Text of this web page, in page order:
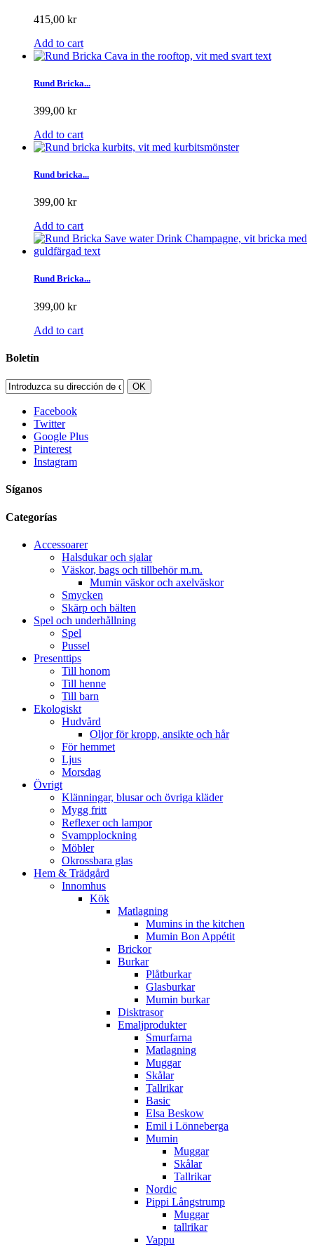
415,00 kr
Add to cart
Rund Bricka...
399,00 kr
Add to cart
Rund bricka...
399,00 kr
Add to cart
Rund Bricka...
399,00 kr
Add to cart
Boletín
OK
Facebook
Twitter
Google Plus
Pinterest
Instagram
Síganos
Categorías
Accessoarer
Halsdukar och sjalar
Väskor, bags och tillbehör m.m.
Mumin väskor och axelväskor
Smycken
Skärp och bälten
Spel och underhållning
Spel
Pussel
Presenttips
Till honom
Till henne
Till barn
Ekologiskt
Hudvård
Oljor för kropp, ansikte och hår
För hemmet
Ljus
Morsdag
Övrigt
Klänningar, blusar och övriga kläder
Mygg fritt
Reflexer och lampor
Svampplockning
Möbler
Okrossbara glas
Hem & Trädgård
Innomhus
Kök
Matlagning
Mumins in the kitchen
Mumin Bon Appétit
Brickor
Burkar
Plåtburkar
Glasburkar
Mumin burkar
Disktrasor
Emaljprodukter
Smurfarna
Matlagning
Muggar
Skålar
Tallrikar
Basic
Elsa Beskow
Emil i Lönneberga
Mumin
Muggar
Skålar
Tallrikar
Nordic
Pippi Långstrump
Muggar
tallrikar
Vappu